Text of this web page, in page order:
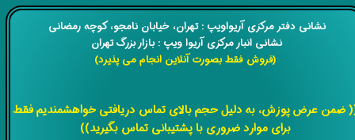
​​نشانی دفتر مرکزی آریواویپ : تهران، خیابان نامجو،کوچه رمضانی
نشانی انبار مرکزی آریوا ویپ : بازار بزرگ تهران
(فروش فقط بصورت آنلاین انجام می پذیرد)
ضمن عرض پوزش، به دلیل حجم بالای تماس دریافتی خواهشمندیم فقط
برای موارد ضروری با پشتیبانی تماس بگیرید))